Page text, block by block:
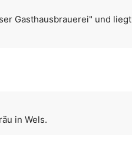
Gasthausbrauerei" und liegt
in Wels.